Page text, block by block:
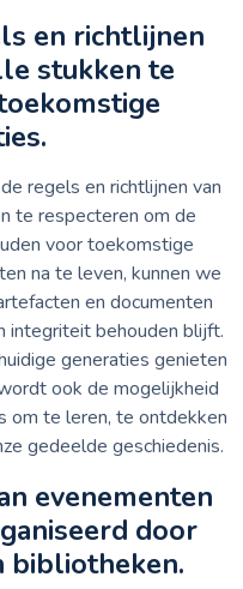
en richtlijnen
stukken te
regels en richtlijnen van
te respecteren om de
voor toekomstige
na te leven, kunnen we
en documenten
integriteit behouden blijft.
generaties genieten
ook de mogelijkheid
om te leren, te ontdekken
gedeelde geschiedenis.
evenementen
door
bibliotheken.